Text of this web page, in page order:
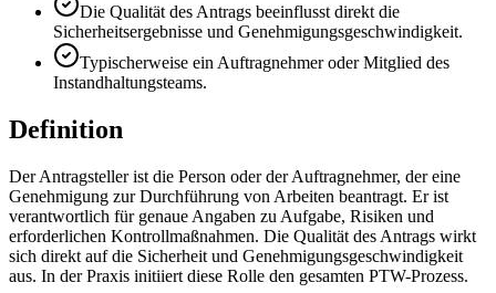
Die Qualität des Antrags beeinflusst direkt die
Sicherheitsergebnisse und Genehmigungsgeschwindigkeit.
Typischerweise ein Auftragnehmer oder Mitglied des
Instandhaltungsteams.
Definition
Der Antragsteller ist die Person oder der Auftragnehmer, der eine
Genehmigung zur Durchführung von Arbeiten beantragt. Er ist
verantwortlich für genaue Angaben zu Aufgabe, Risiken und
erforderlichen Kontrollmaßnahmen. Die Qualität des Antrags wirkt
sich direkt auf die Sicherheit und Genehmigungsgeschwindigkeit
aus. In der Praxis initiiert diese Rolle den gesamten PTW-Prozess.